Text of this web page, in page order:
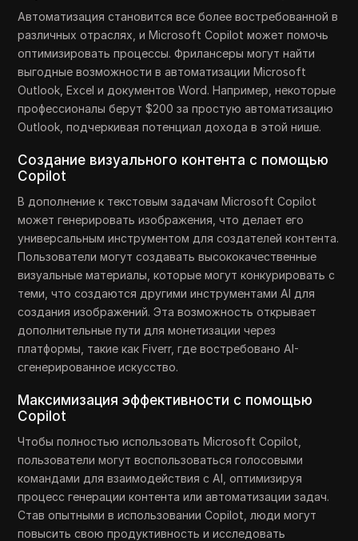
Автоматизация становится все более востребованной в
различных отраслях, и Microsoft Copilot может помочь
оптимизировать процессы. Фрилансеры могут найти
выгодные возможности в автоматизации Microsoft
Outlook, Excel и документов Word. Например, некоторые
профессионалы берут $200 за простую автоматизацию
Outlook, подчеркивая потенциал дохода в этой нише.
Создание визуального контента с помощью
Copilot
В дополнение к текстовым задачам Microsoft Copilot
может генерировать изображения, что делает его
универсальным инструментом для создателей контента.
Пользователи могут создавать высококачественные
визуальные материалы, которые могут конкурировать с
теми, что создаются другими инструментами AI для
создания изображений. Эта возможность открывает
дополнительные пути для монетизации через
платформы, такие как Fiverr, где востребовано AI-
сгенерированное искусство.
Максимизация эффективности с помощью
Copilot
Чтобы полностью использовать Microsoft Copilot,
пользователи могут воспользоваться голосовыми
командами для взаимодействия с AI, оптимизируя
процесс генерации контента или автоматизации задач.
Став опытными в использовании Copilot, люди могут
повысить свою продуктивность и исследовать